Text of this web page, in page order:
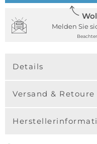
Melden Sie
Details
Versand & Retoure